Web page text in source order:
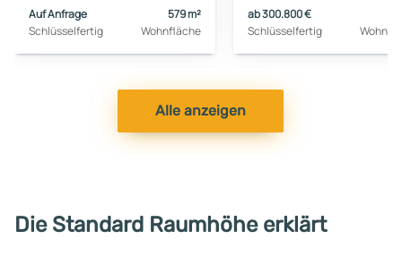
Auf Anfrage
Schlüsselfertig
579 m²
Wohnfläche
ab 300.800 €
Schlüsselfertig
Alle anzeigen
Die Standard Raumhöhe erklärt